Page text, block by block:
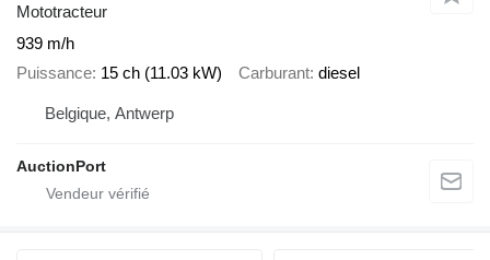
Mototracteur
939 m/h
Puissance 15 ch (11.03 kW) Carburant diesel
Belgique, Antwerp
AuctionPort